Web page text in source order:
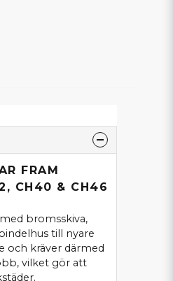
FRAM
CH40 & CH46
bromsskiva,
till nyare
och kräver därmed
vilket gör att